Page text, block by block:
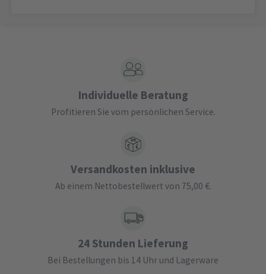
Individuelle Beratung
Profitieren Sie vom persönlichen Service.
Versandkosten inklusive
Ab einem Nettobestellwert von 75,00 €.
24 Stunden Lieferung
Bei Bestellungen bis 14 Uhr und Lagerware